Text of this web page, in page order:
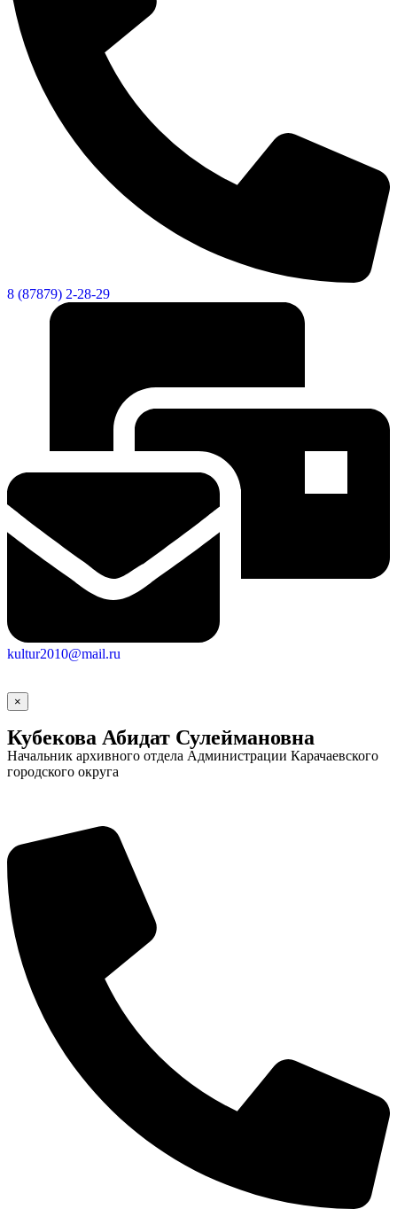
Газета "Минги Тау"
Виртуальная
Культурный
код кластера
Социальные
камера
8 (87879) 2-28-29
kultur2010@mail.ru
×
Кубекова Абидат Сулеймановна
Начальник архивного отдела Администрации Карачаевского
городского округа